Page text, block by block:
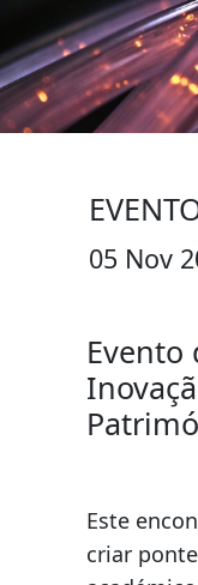
05 Nov
Evento
Este
criar